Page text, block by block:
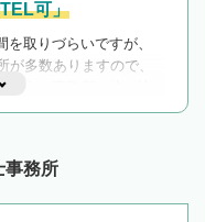
可」
取りづらいですが、
多数ありますので、
ような事務所に絞り込
事務所